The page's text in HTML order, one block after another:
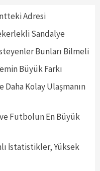
Adresi
Sandalye
Bunları Bilmeli
Büyük Farkı
Kolay Ulaşmanın
Futbolun En Büyük
İstatistikler, Yüksek